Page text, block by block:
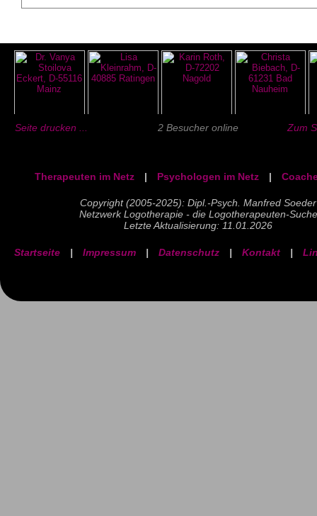
Seite drucken ... 2 Besucher online Zum
Therapeuten im Netz | Psychologen im Netz |
Copyright (2005-2025): Dipl.-Psych. Manfred Soeder
Netzwerk Logotherapie - die Logotherapeuten-Suche
Letzte Aktualisierung: 11.01.2026
Startseite | Impressum | Datenschutz | Kontakt |